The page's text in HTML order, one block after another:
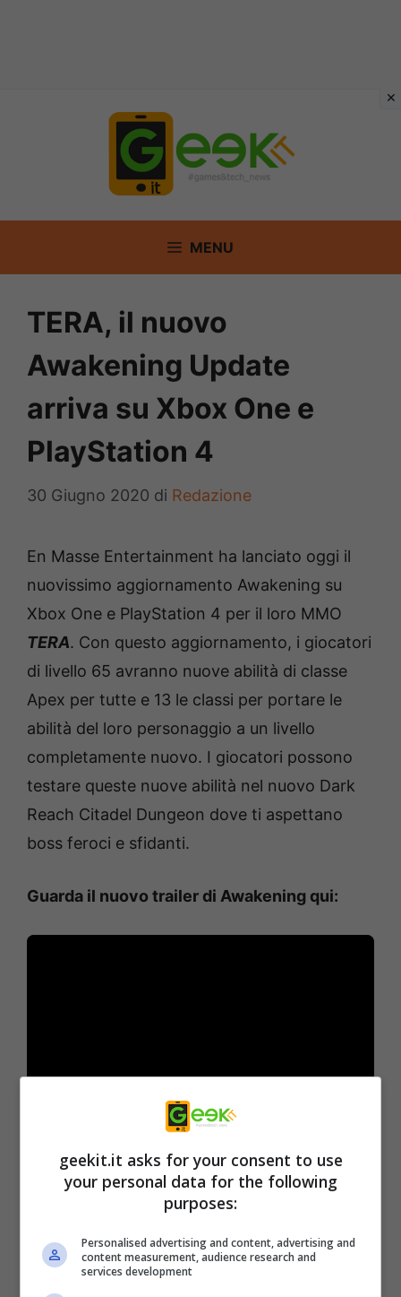
MENU
TERA, il nuovo
Awakening Update
arriva su Xbox One e
PlayStation 4
30 Giugno 2020 di Redazione
En Masse Entertainment ha lanciato oggi il
nuovissimo aggiornamento Awakening su
Xbox One e PlayStation 4 per il loro MMO
TERA. Con questo aggiornamento, i giocatori
di livello 65 avranno nuove abilità di classe
Apex per tutte e 13 le classi per portare le
abilità del loro personaggio a un livello
completamente nuovo. I giocatori possono
testare queste nuove abilità nel nuovo Dark
Reach Citadel Dungeon dove ti aspettano
boss feroci e sfidanti.
Guarda il nuovo trailer di Awakening qui:
giocatori possono guadagnare premi e bonus
per la campagna a cui En Masse
A partire da oggi e fino al 28 luglio, i giocatori
geekit.it asks for your consent to use
your personal data for the following
purposes:
Personalised advertising and content, advertising and
content measurement, audience research and
services development